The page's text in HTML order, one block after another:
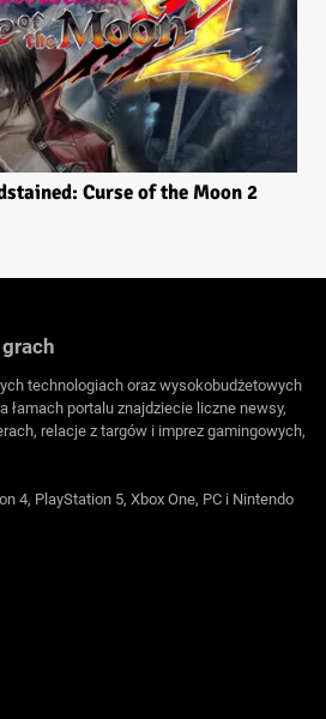
Curse of the Moon 2
technologiach oraz wysokobudżetowych
łamach portalu znajdziecie liczne newsy,
relacje z targów i imprez gamingowych,
4, PlayStation 5, Xbox One, PC i Nintendo